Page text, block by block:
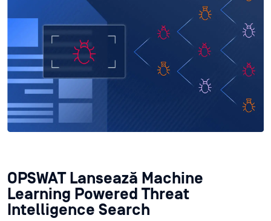
OPSWAT Lansează Machine
Learning Powered Threat
Intelligence Search